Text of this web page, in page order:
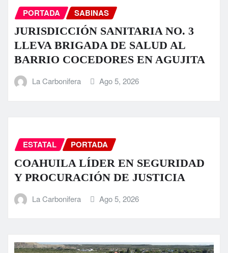
PORTADA SABINAS
JURISDICCIÓN SANITARIA NO. 3
LLEVA BRIGADA DE SALUD AL
BARRIO COCEDORES EN AGUJITA
La Carbonifera Ago 5, 2026
ESTATAL PORTADA
COAHUILA LÍDER EN SEGURIDAD
Y PROCURACIÓN DE JUSTICIA
La Carbonifera Ago 5, 2026